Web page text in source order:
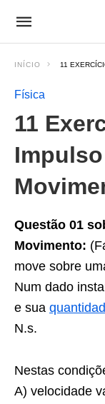
INÍCIO 11
Física
11
Questão 01
Movimento:
move sobre
Num dado
e sua
N.s.
Nestas
A) velocidade